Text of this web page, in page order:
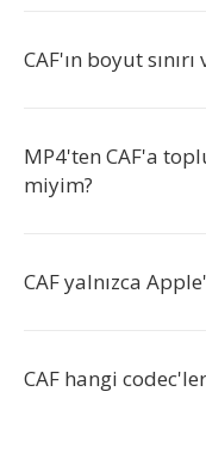
CAF'ın boyut sınırı
MP4'ten CAF'a
miyim?
CAF yalnızca
CAF hangi